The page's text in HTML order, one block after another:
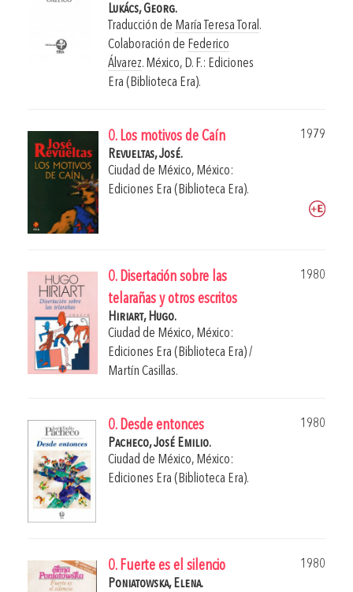
Lukács, Georg.
Traducción de María Teresa Toral .
Colaboración de Federico
Álvarez. México, D. F.: Ediciones
Era (Biblioteca Era).
0. Los motivos de Caín
1979
Revueltas, José.
Ciudad de México, México:
Ediciones Era (Biblioteca Era).
0. Disertación sobre las
telarañas y otros escritos
1980
Hiriart, Hugo.
Ciudad de México, México:
Ediciones Era (Biblioteca Era) /
Martín Casillas.
0. Desde entonces
1980
Pacheco, José Emilio.
Ciudad de México, México:
Ediciones Era (Biblioteca Era).
0. Fuerte es el silencio
1980
Poniatowska, Elena.